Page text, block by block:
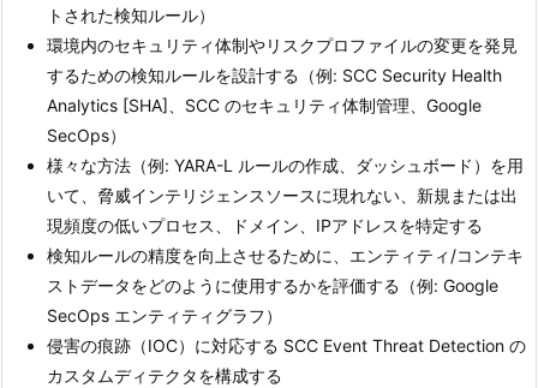
トされた検知ルール）
環境内のセキュリティ体制やリスクプロファイルの変更を発見
するための検知ルールを設計する（例: SCC Security Health
Analytics [SHA]、SCC のセキュリティ体制管理、Google
SecOps）
様々な方法（例: YARA-L ルールの作成、ダッシュボード）を用
いて、脅威インテリジェンスソースに現れない、新規または出
現頻度の低いプロセス、ドメイン、IPアドレスを特定する
検知ルールの精度を向上させるために、エンティティ/コンテキ
ストデータをどのように使用するかを評価する（例: Google
SecOps エンティティグラフ）
侵害の痕跡（IOC）に対応する SCC Event Threat Detection の
カスタムディテクタを構成する